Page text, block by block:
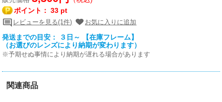
ポイント：33 pt
レビューを見る(1件) お気に入りに追加
発送までの目安： ３日～ 【在庫フレーム】
（お選びのレンズにより納期が変わります）
※予期せぬ事情により納期が遅れる場合があります
関連商品